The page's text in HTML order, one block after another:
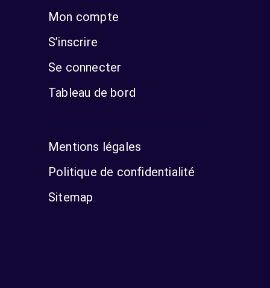
Mon compte
S’inscrire
Se connecter
Tableau de bord
Mentions légales
Politique de confidentialité
Sitemap